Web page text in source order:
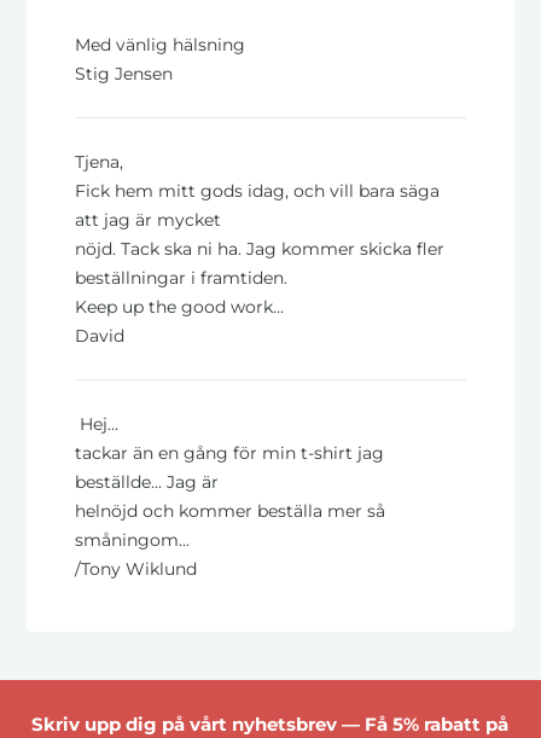
Med vänlig hälsning
Stig Jensen
Tjena,
Fick hem mitt gods idag, och vill bara säga
att jag är mycket
nöjd. Tack ska ni ha. Jag kommer skicka fler
beställningar i framtiden.
Keep up the good work...
David
Hej...
tackar än en gång för min t-shirt jag
beställde... Jag är
helnöjd och kommer beställa mer så
småningom...
/Tony Wiklund
Skriv upp dig på vårt nyhetsbrev — Få 5% rabatt på